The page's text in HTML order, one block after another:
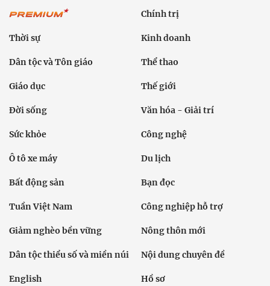
Chính trị
Thời sự Kinh doanh
Dân tộc và Tôn giáo Thể thao
Giáo dục Thế giới
Đời sống Văn hóa - Giải trí
Sức khỏe Công nghệ
Ô tô xe máy Du lịch
Bất động sản Bạn đọc
Tuần Việt Nam Công nghiệp hỗ trợ
Giảm nghèo bền vững Nông thôn mới
Dân tộc thiểu số và miền núi Nội dung chuyên đề
English Hồ sơ